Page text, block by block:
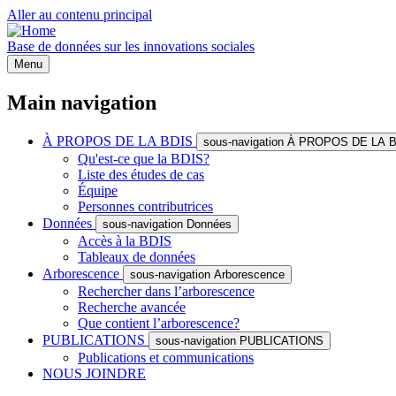
Aller au contenu principal
Base de données sur les innovations sociales
Menu
Main navigation
À PROPOS DE LA BDIS sous-navigation À PROPOS DE LA
Qu'est-ce que la BDIS?
Liste des études de cas
Équipe
Personnes contributrices
Données
sous-navigation Données
Accès à la BDIS
Tableaux de données
Arborescence
sous-navigation Arborescence
Rechercher dans l’arborescence
Recherche avancée
Que contient l’arborescence?
PUBLICATIONS
sous-navigation PUBLICATIONS
Publications et communications
NOUS JOINDRE